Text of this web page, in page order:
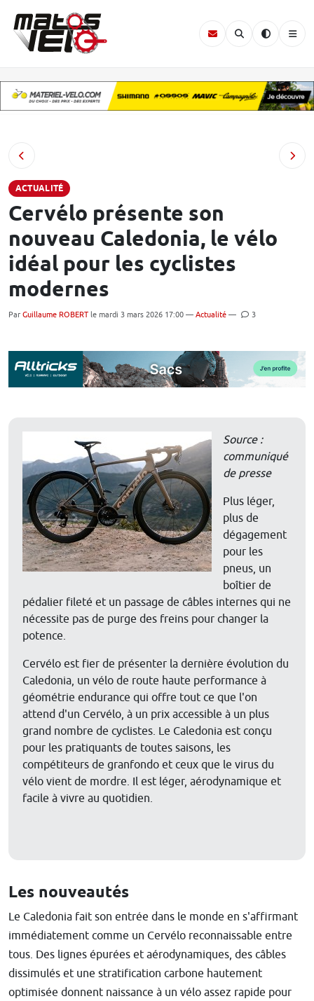
ACTUALITÉ
Cervélo présente son
nouveau Caledonia, le vélo
idéal pour les cyclistes
modernes
Par Guillaume ROBERT le mardi 3 mars 2026 17:00 — Actualité — 3
Source :
communiqué
de presse
Plus léger,
plus de
dégagement
pour les
pneus, un
boîtier de
pédalier fileté et un passage de câbles internes qui ne
nécessite pas de purge des freins pour changer la
potence.
Cervélo est fier de présenter la dernière évolution du
Caledonia, un vélo de route haute performance à
géométrie endurance qui offre tout ce que l'on
attend d'un Cervélo, à un prix accessible à un plus
grand nombre de cyclistes. Le Caledonia est conçu
pour les pratiquants de toutes saisons, les
compétiteurs de granfondo et ceux que le virus du
vélo vient de mordre. Il est léger, aérodynamique et
facile à vivre au quotidien.
Les nouveautés
Le Caledonia fait son entrée dans le monde en s'affirmant
immédiatement comme un Cervélo reconnaissable entre
tous. Des lignes épurées et aérodynamiques, des câbles
dissimulés et une stratification carbone hautement
optimisée donnent naissance à un vélo assez rapide pour